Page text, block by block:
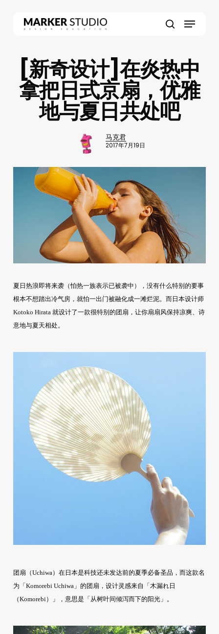
Menu
[新奇设计]在炎热中
拿把日式京扇，优雅
地与夏日共处吧
马克君
2017年7月19日
夏日热浪即将来袭（怕热一族表示已被袭中），没有什么特别的要事
根本不想踏出冷气房，就怕一出门被融化成一滩烂泥。而日本设计师
Kotoko Hirata 就设计了一款很特别的团扇，让你扇扇风保持凉爽、诗
意地与夏天相处。
团扇（Uchiwa）在日本是科技还未发达前的夏季必备圣品，而这款名
为「Komorebi Uchiwa」的团扇，设计灵感来自「木漏れ日
（Komorebi）」，意思是「从树叶间倾泻而下的阳光」。